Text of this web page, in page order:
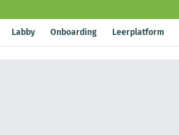
Labby Onboarding Leerplatform